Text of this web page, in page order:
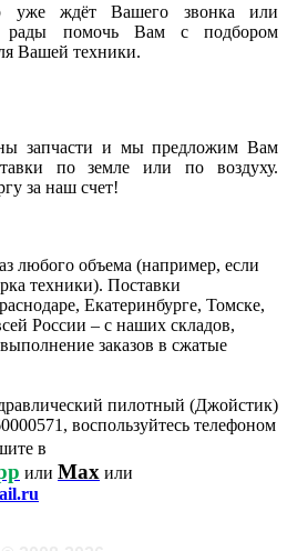
уже ждёт Вашего звонка или
рады помочь Вам с подбором
Вашей техники.
запчасти и мы предложим Вам
по земле или по воздуху.
за наш счет!
любого объема (например, если
техники). Поставки
Екатеринбурге, Томске,
России – с наших складов,
заказов в сжатые
пилотный (Джойстик)
воспользуйтесь телефоном
в
или Max или